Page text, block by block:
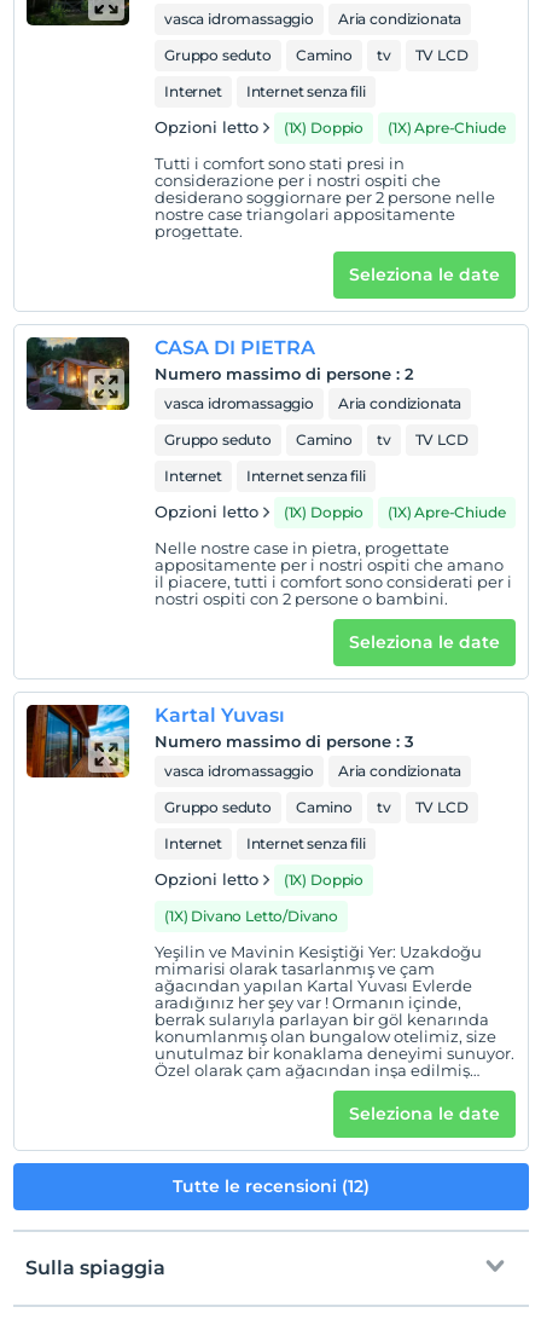
vasca idromassaggio
Aria condizionata
Gruppo seduto
Camino tv
TV LCD
Internet
Internet senza fili
Opzioni letto (1X) Doppio (1X) Apre-Chiude
Tutti i comfort sono stati presi in
considerazione per i nostri ospiti che
desiderano soggiornare per 2 persone nelle
nostre case triangolari appositamente
progettate.
Seleziona le date
CASA DI PIETRA
Numero massimo di persone : 2
vasca idromassaggio
Aria condizionata
Gruppo seduto
Camino tv
TV LCD
Internet
Internet senza fili
Opzioni letto (1X) Doppio (1X) Apre-Chiude
Nelle nostre case in pietra, progettate
appositamente per i nostri ospiti che amano
il piacere, tutti i comfort sono considerati per i
nostri ospiti con 2 persone o bambini.
Seleziona le date
Kartal Yuvası
Numero massimo di persone : 3
vasca idromassaggio
Aria condizionata
Gruppo seduto
Camino tv
TV LCD
Internet
Internet senza fili
Opzioni letto
(1X) Doppio
(1X) Divano Letto/Divano
Yeşilin ve Mavinin Kesiştiği Yer: Uzakdoğu
mimarisi olarak tasarlanmış ve çam
ağacından yapılan Kartal Yuvası Evlerde
aradığınız her şey var ! Ormanın içinde,
berrak sularıyla parlayan bir göl kenarında
konumlanmış olan bungalow otelimiz, size
unutulmaz bir konaklama deneyimi sunuyor.
Özel olarak çam ağacından inşa edilmiş
kartal yuvası evlerimiz , sıcak bir atmosferde
doğayla iç içe bir konaklama sunar. Her biri
70 metrekarelik geniş iç mekânıyla, üç kişiye
kadar konaklama imkanı sunan
bungalovlarımız, modern konfor ile doğal
Bungalovlarımızın uzak doğu mimarisi , sıra
manzaraya uzanan geniş bir verandası
misafirlerimize göl ve orman manzarasının
Seleziona le date
Tutte le recensioni (12)
Sulla spiaggia